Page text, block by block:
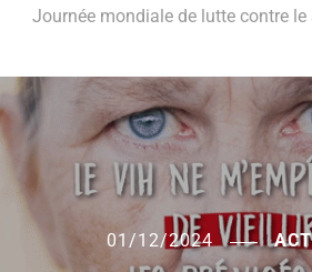
Journée mondiale de lutte contre le
01/12/2024